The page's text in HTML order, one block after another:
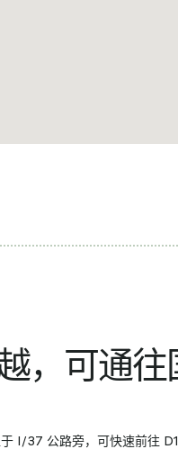
，可通
I/37 公路旁，可快速前往